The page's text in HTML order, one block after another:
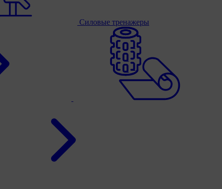
Силовые тренажеры